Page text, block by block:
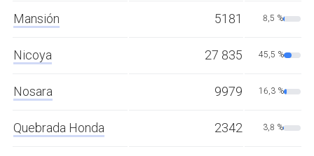
Mansión 5181 8,5 %
Nicoya 27 835 45,5 %
Nosara 9979 16,3 %
Quebrada Honda 2342 3,8 %